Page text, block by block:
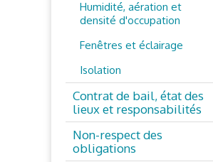
Humidité, aération et
densité d'occupation
Fenêtres et éclairage
Isolation
Contrat de bail, état des
lieux et responsabilités
Non-respect des
obligations